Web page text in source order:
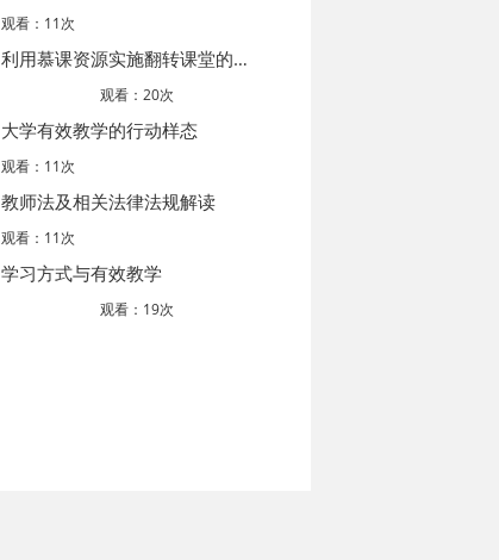
观看：11次
利用慕课资源实施翻转课堂的实践
观看：20次
大学有效教学的行动样态
观看：11次
教师法及相关法律法规解读
观看：11次
学习方式与有效教学
观看：19次